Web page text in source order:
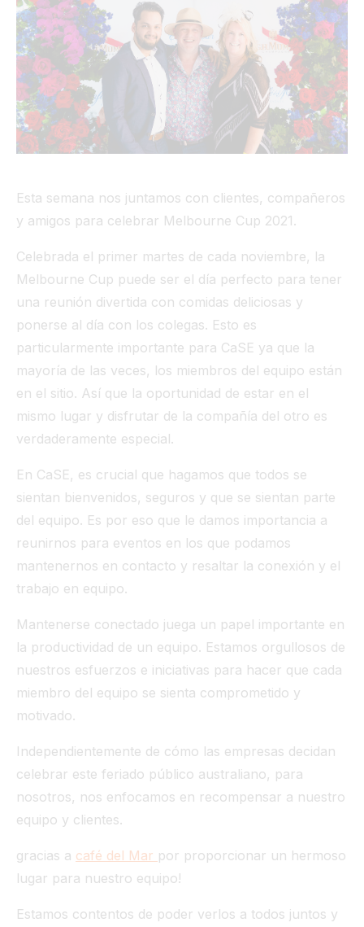
Esta semana nos juntamos con clientes, compañeros
y amigos para celebrar Melbourne Cup 2021.
Celebrada el primer martes de cada noviembre, la
Melbourne Cup puede ser el día perfecto para tener
una reunión divertida con comidas deliciosas y
ponerse al día con los colegas. Esto es
particularmente importante para CaSE ya que la
mayoría de las veces, los miembros del equipo están
en el sitio. Así que la oportunidad de estar en el
mismo lugar y disfrutar de la compañía del otro es
verdaderamente especial.
En CaSE, es crucial que hagamos que todos se
sientan bienvenidos, seguros y que se sientan parte
del equipo. Es por eso que le damos importancia a
reunirnos para eventos en los que podamos
mantenernos en contacto y resaltar la conexión y el
trabajo en equipo.
Mantenerse conectado juega un papel importante en
la productividad de un equipo. Estamos orgullosos de
nuestros esfuerzos e iniciativas para hacer que cada
miembro del equipo se sienta comprometido y
motivado.
Independientemente de cómo las empresas decidan
celebrar este feriado público australiano, para
nosotros, nos enfocamos en recompensar a nuestro
equipo y clientes.
gracias a café del Mar por proporcionar un hermoso
lugar para nuestro equipo!
Estamos contentos de poder verlos a todos juntos y
Túnel
Ver todo